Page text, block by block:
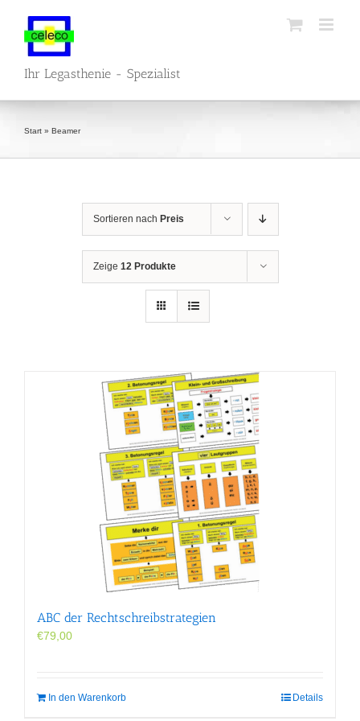
springen
Ihr Legasthenie - Spezialist
Start » Beamer
Sortieren nach Preis
Zeige 12 Produkte
ABC der Rechtschreibstrategien
€79,00
In den Warenkorb Details